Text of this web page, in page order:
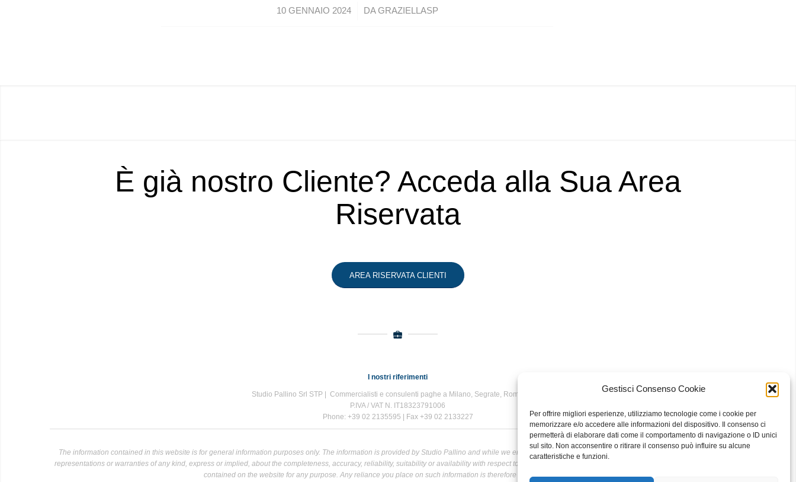
Gestisci Consenso Cookie
Per offrire migliori esperienze, utilizziamo tecnologie come i cookie per
memorizzare e/o accedere alle informazioni del dispositivo. Il consenso ci
permetterà di elaborare dati come il comportamento di navigazione o ID unici
sul sito. Non acconsentire o ritirare il consenso può influire su alcune
caratteristiche e funzioni.
10 GENNAIO 2024
/ DAGRAZIELLASP
È già nostro Cliente? Acceda alla Sua Area
Riservata
AREA RISERVATA CLIENTI
I nostri riferimenti
Studio Pallino Srl STP | Commercialisti e consulenti paghe a Milano, Segrate, Roma e Bari
P.IVA / VAT N. IT18323791006
Phone: +39 02 2135595 | Fax +39 02 2133227
The information contained in this website is for general information purposes only. The information is provided by Studio Pallino and while we endeavour to keep the information up to date and correct, we make no
representations or warranties of any kind, express or implied, about the completeness, accuracy, reliability, suitability or availability with respect to the website or the information, products, services, or related graphics
contained on the website for any purpose. Any reliance you place on such information is therefore strictly at your own risk.